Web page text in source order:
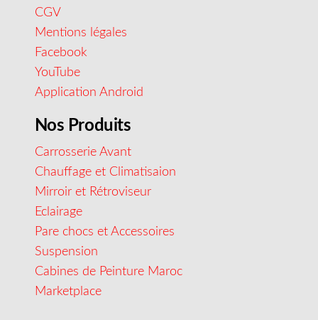
CGV
Mentions légales
Facebook
YouTube
Application Android
Nos Produits
Carrosserie Avant
Chauffage et Climatisaion
Mirroir et Rétroviseur
Eclairage
Pare chocs et Accessoires
Suspension
Cabines de Peinture Maroc
Marketplace